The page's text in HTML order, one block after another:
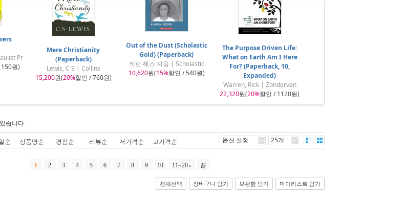
Pr
원)
Mere Christianity
(Paperback)
Lewis, C S | Collins
15,200원(20%할인 / 760원)
Out of the Dust (Scholastic
Gold) (Paperback)
캐런 헤스 지음 | Scholastic
10,620원(15%할인 / 540원)
The Purpose Driven Life:
What on Earth Am I Here
For? (Paperback, 10,
Expanded)
Warren, Rick | Zondervan
22,320원(20%할인 / 1120원)
습니다.
순 상품명순 평점순 리뷰순 저가격순 고가격순 옵션 설정 25개
1 2 3 4 5 6 7 8 9 10 11~20 끝
전체선택 장바구니 담기 보관함 담기 마이리스트 담기